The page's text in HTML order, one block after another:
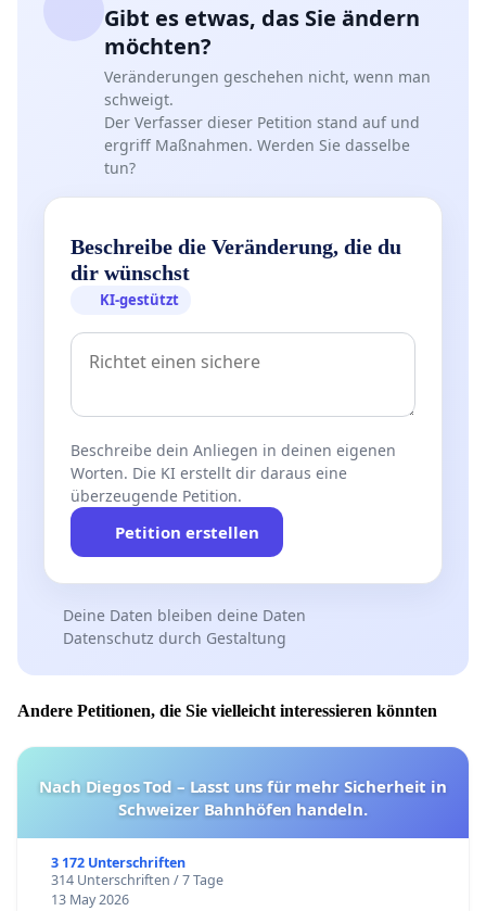
Gibt es etwas, das Sie ändern
möchten?
Veränderungen geschehen nicht, wenn man
schweigt.
Der Verfasser dieser Petition stand auf und
ergriff Maßnahmen. Werden Sie dasselbe
tun?
Beschreibe die Veränderung, die du
dir wünschst
KI-gestützt
Beschreibe dein Anliegen in deinen eigenen
Worten. Die KI erstellt dir daraus eine
überzeugende Petition.
Petition erstellen
Deine Daten bleiben deine Daten
Datenschutz durch Gestaltung
Andere Petitionen, die Sie vielleicht interessieren könnten
Nach Diegos Tod – Lasst uns für mehr Sicherheit in
Schweizer Bahnhöfen handeln.
3 172 Unterschriften
314 Unterschriften / 7 Tage
13 May 2026